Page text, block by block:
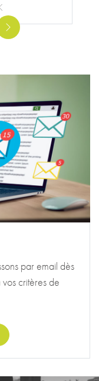
Next
par email dès
critères de